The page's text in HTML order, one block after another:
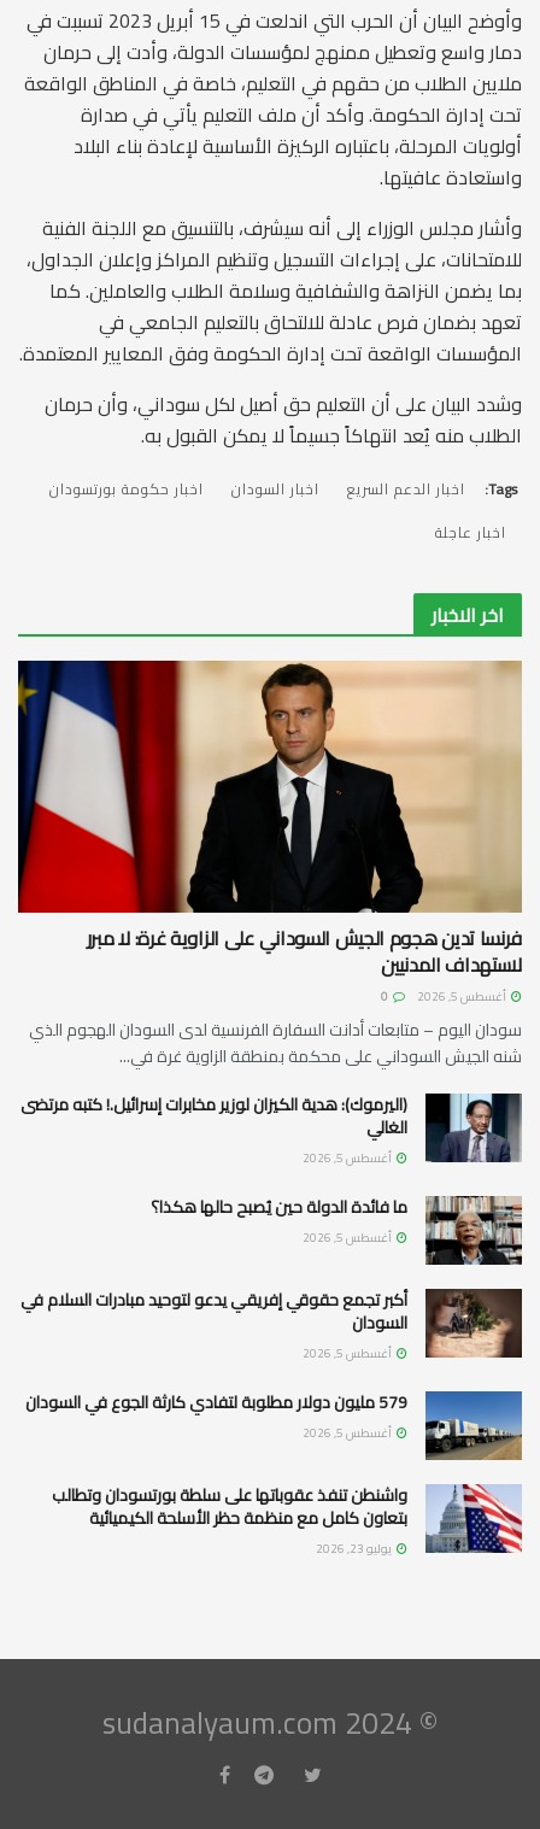
وأوضح البيان أن الحرب التي اندلعت في 15 أبريل 2023 تسببت في
دمار واسع وتعطيل ممنهج لمؤسسات الدولة، وأدت إلى حرمان
ملايين الطلاب من حقهم في التعليم، خاصة في المناطق الواقعة
تحت إدارة الحكومة. وأكد أن ملف التعليم يأتي في صدارة
أولويات المرحلة، باعتباره الركيزة الأساسية لإعادة بناء البلاد
واستعادة عافيتها.
وأشار مجلس الوزراء إلى أنه سيشرف، بالتنسيق مع اللجنة الفنية
للامتحانات، على إجراءات التسجيل وتنظيم المراكز وإعلان الجداول،
بما يضمن النزاهة والشفافية وسلامة الطلاب والعاملين. كما
تعهد بضمان فرص عادلة للالتحاق بالتعليم الجامعي في
المؤسسات الواقعة تحت إدارة الحكومة وفق المعايير المعتمدة.
وشدد البيان على أن التعليم حق أصيل لكل سوداني، وأن حرمان
الطلاب منه يُعد انتهاكاً جسيماً لا يمكن القبول به.
Tags: اخبار الدعم السريع اخبار السودان
اخبار حكومة بورتسودان
اخبار عاجلة
اخر الاخبار
فرنسا تدين هجوم الجيش السوداني على الزاوية غرة: لا مبرر
لاستهداف المدنيين
أغسطس 5, 2026
سودان اليوم – متابعات أدانت السفارة الفرنسية لدى السودان الهجوم الذي
شنه الجيش السوداني على محكمة بمنطقة الزاوية غرة في...
(اليرموك): هدية الكيزان لوزير مخابرات إسرائيل.! كتبه مرتضى
الغالي
أغسطس 5, 2026
ما فائدة الدولة حين يُصبح حالها هكذا؟
أغسطس 5, 2026
أكبر تجمع حقوقي إفريقي يدعو لتوحيد مبادرات السلام في
السودان
أغسطس 5, 2026
579 مليون دولار مطلوبة لتفادي كارثة الجوع في السودان
أغسطس 5, 2026
واشنطن تنفذ عقوباتها على سلطة بورتسودان وتطالب
بتعاون كامل مع منظمة حظر الأسلحة الكيميائية
يوليو 23, 2026
© 2024 sudanalyaum.com